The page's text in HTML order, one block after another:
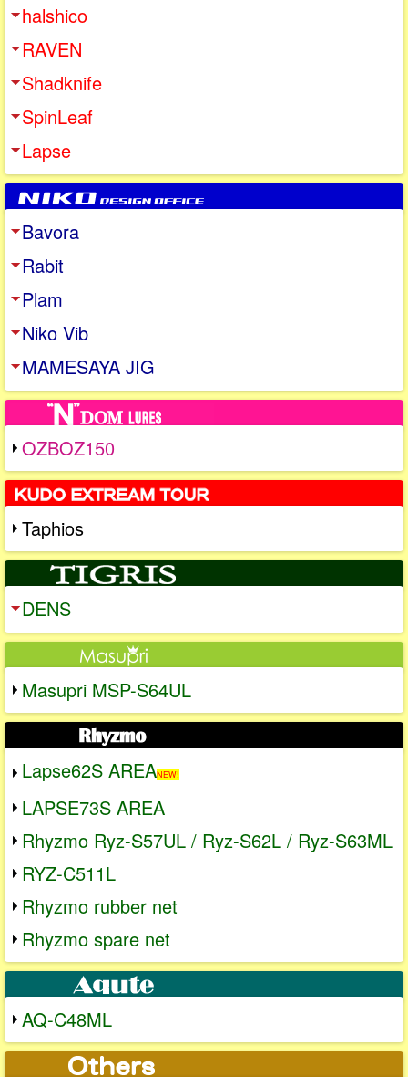
halshico
RAVEN
Shadknife
SpinLeaf
Lapse
Bavora
Rabit
Plam
Niko Vib
MAMESAYA JIG
OZBOZ150
Taphios
DENS
Masupri MSP-S64UL
Lapse62S AREANEW!
LAPSE73S AREA
Rhyzmo Ryz-S57UL / Ryz-S62L / Ryz-S63ML
RYZ-C511L
Rhyzmo rubber net
Rhyzmo spare net
AQ-C48ML